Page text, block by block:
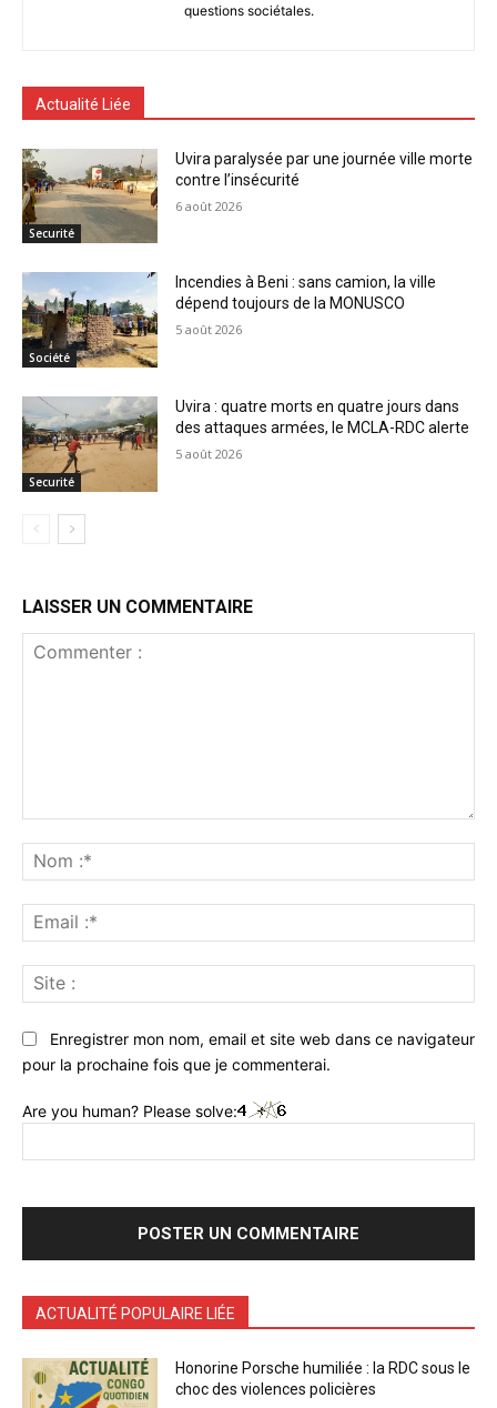
questions sociétales.
Actualité Liée
Securité
Uvira paralysée par une journée ville morte
contre l’insécurité
6 août 2026
Société
Incendies à Beni : sans camion, la ville
dépend toujours de la MONUSCO
5 août 2026
Securité
Uvira : quatre morts en quatre jours dans
des attaques armées, le MCLA-RDC alerte
5 août 2026
LAISSER UN COMMENTAIRE
:*
:*
:
Enregistrer mon nom, email et site web dans ce navigateur
pour la prochaine fois que je commenterai.
Are you human? Please solve:
ACTUALITÉ POPULAIRE LIÉE
Honorine Porsche humiliée : la RDC sous le
choc des violences policières